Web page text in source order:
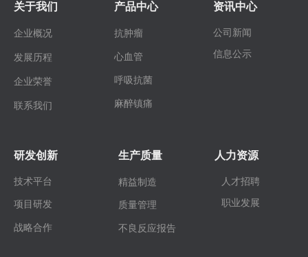
关于我们
企业概况
发展历程
企业荣誉
联系我们
产品中心
抗肿瘤
心血管
呼吸抗菌
麻醉镇痛
资讯中心
公司新闻
信息公示
研发创新
技术平台
项目研发
战略合作
生产质量
精益制造
质量管理
不良反应报告
人力资源
人才招聘
职业发展